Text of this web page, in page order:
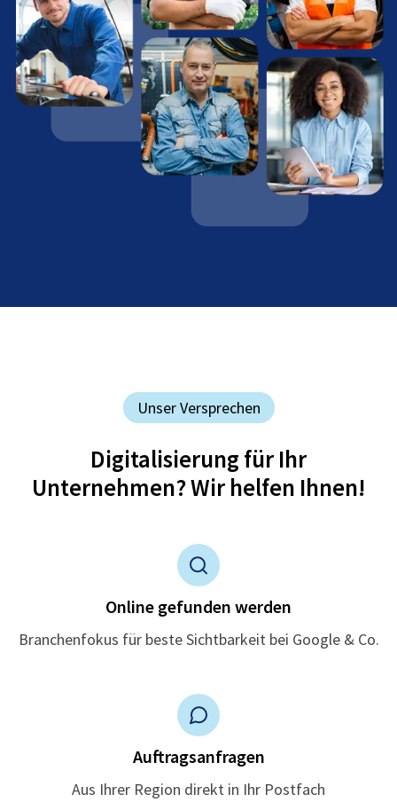
Unser Versprechen
Digitalisierung für Ihr
Unternehmen? Wir helfen Ihnen!
Online gefunden werden
Branchenfokus für beste Sichtbarkeit bei Google & Co.
Auftragsanfragen
Aus Ihrer Region direkt in Ihr Postfach